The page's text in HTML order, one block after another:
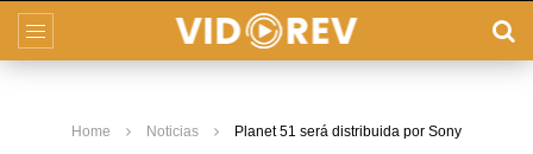
Home Noticias Planet 51 será distribuida por Sony